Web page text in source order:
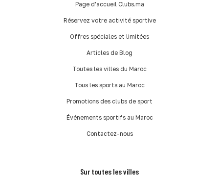
Page d'accueil Clubs.ma
Réservez votre activité sportive
Offres spéciales et limitées
Articles de Blog
Toutes les villes du Maroc
Tous les sports au Maroc
Promotions des clubs de sport
Événements sportifs au Maroc
Contactez-nous
Sur toutes les villes